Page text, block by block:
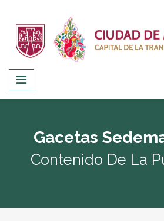
Gacetas
Contenido De La